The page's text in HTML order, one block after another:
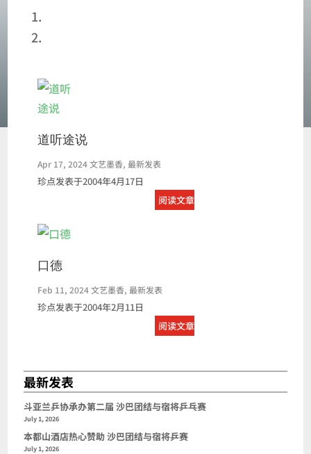
道听途说
Apr 17, 2024 文艺墨香, 最新发表
珍点发表于2004年4月17日
阅读文章
口德
Feb 11, 2024 文艺墨香, 最新发表
珍点发表于2004年2月11日
阅读文章
最新发表
斗亚兰乒协承办第二届 沙巴团结与宿将乒乓赛
July 1, 2026
本都山酒店热心赞助 沙巴团结与宿将乒赛
July 1, 2026